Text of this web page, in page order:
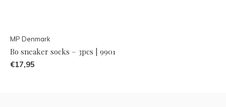
MP Denmark
Bo sneaker socks – 3pcs | 9901
€17,95